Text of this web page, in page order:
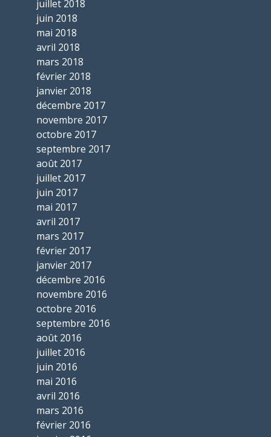
juillet 2018
juin 2018
mai 2018
avril 2018
mars 2018
février 2018
janvier 2018
décembre 2017
novembre 2017
octobre 2017
septembre 2017
août 2017
juillet 2017
juin 2017
mai 2017
avril 2017
mars 2017
février 2017
janvier 2017
décembre 2016
novembre 2016
octobre 2016
septembre 2016
août 2016
juillet 2016
juin 2016
mai 2016
avril 2016
mars 2016
février 2016